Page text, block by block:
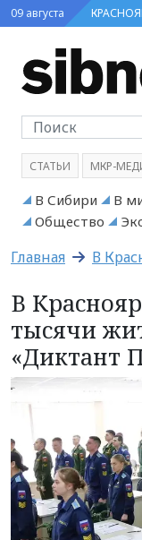
09 августа
СТАТЬИ МКР-
В Сибири В
Общество
Главная В
В
тысячи
«Диктант